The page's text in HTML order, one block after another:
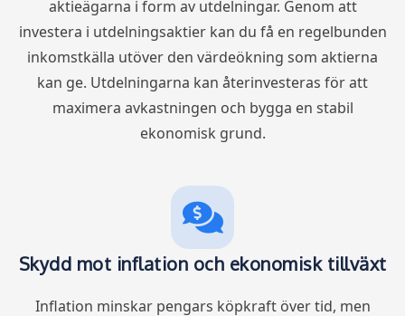
aktieägarna i form av utdelningar. Genom att
investera i utdelningsaktier kan du få en regelbunden
inkomstkälla utöver den värdeökning som aktierna
kan ge. Utdelningarna kan återinvesteras för att
maximera avkastningen och bygga en stabil
ekonomisk grund.
Skydd mot inflation och ekonomisk tillväxt
Inflation minskar pengars köpkraft över tid, men